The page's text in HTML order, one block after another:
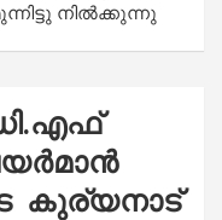
നിൽക്കുന്നു
കുര്യനാട്